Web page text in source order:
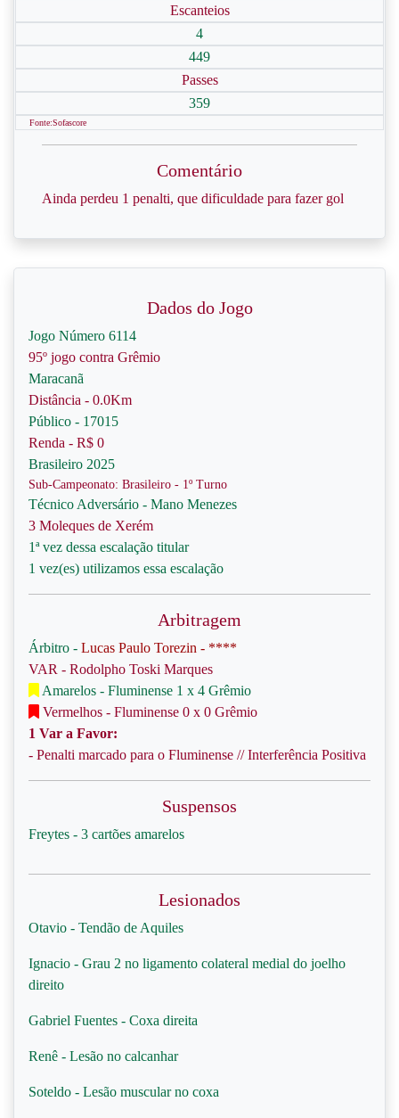
Escanteios
4
449
Passes
359
Fonte:Sofascore
Comentário
Ainda perdeu 1 penalti, que dificuldade para fazer gol
Dados do Jogo
Jogo Número 6114
95º jogo contra Grêmio
Maracanã
Distância - 0.0Km
Público - 17015
Renda - R$ 0
Brasileiro 2025
Sub-Campeonato: Brasileiro - 1º Turno
Técnico Adversário - Mano Menezes
3 Moleques de Xerém
1ª vez dessa escalação titular
1 vez(es) utilizamos essa escalação
Arbitragem
Árbitro - Lucas Paulo Torezin - ****
VAR - Rodolpho Toski Marques
Amarelos - Fluminense 1 x 4 Grêmio
Vermelhos - Fluminense 0 x 0 Grêmio
1 Var a Favor:
- Penalti marcado para o Fluminense // Interferência Positiva
Suspensos
Freytes - 3 cartões amarelos
Lesionados
Otavio - Tendão de Aquiles
Ignacio - Grau 2 no ligamento colateral medial do joelho
direito
Gabriel Fuentes - Coxa direita
Renê - Lesão no calcanhar
Soteldo - Lesão muscular no coxa